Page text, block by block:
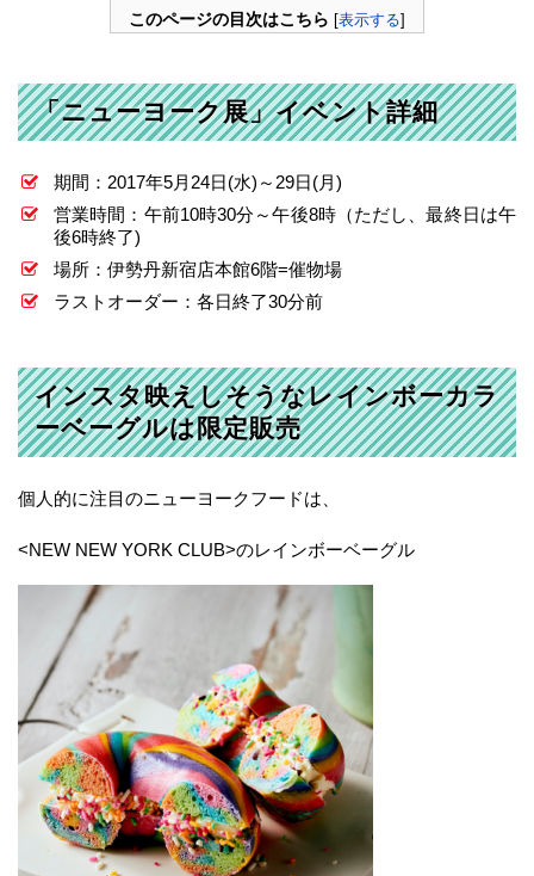
このページの目次はこちら [表示する]
「ニューヨーク展」イベント詳細
期間：2017年5月24日(水)～29日(月)
営業時間：午前10時30分～午後8時（ただし、最終日は午
後6時終了)
場所：伊勢丹新宿店本館6階=催物場
ラストオーダー：各日終了30分前
インスタ映えしそうなレインボーカラ
ーベーグルは限定販売
個人的に注目のニューヨークフードは、
<NEW NEW YORK CLUB>のレインボーベーグル